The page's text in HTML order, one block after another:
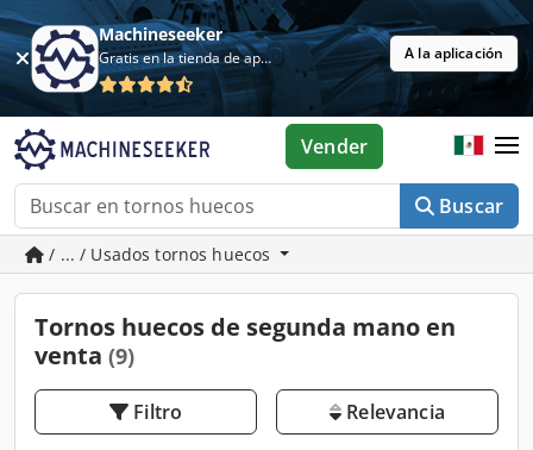
Machineseeker
Gratis en la tienda de aplicaciones A la aplicación
Buscar
Vender
/ ... / Usados tornos huecos
Tornos huecos de segunda mano en
venta (9)
Filtro Relevancia